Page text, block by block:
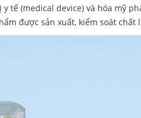
tế (medical device) và hóa mỹ
được sản xuất, kiểm soát